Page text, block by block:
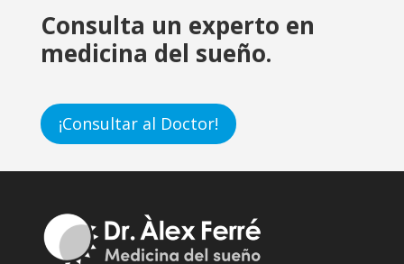
Consulta un experto en
medicina del sueño.
¡Consultar al Doctor!